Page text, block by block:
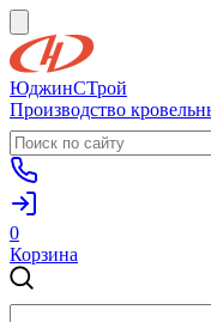
ЮджинСТрой
Производство
0
Корзина